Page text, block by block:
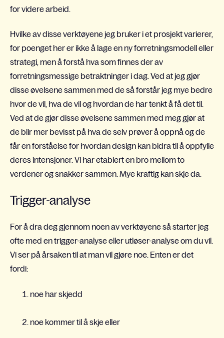
for videre arbeid.
Hvilke av disse verktøyene jeg bruker i et prosjekt varierer,
for poenget her er ikke å lage en ny forretningsmodell eller
strategi, men å forstå hva som finnes derav
forretningsmessige betraktningeri dag. Ved at jeg gjør
disse øvelsene sammen med de så forstår jeg mye bedre
hvor de vil, hva de vil og hvordan de har tenkt å få det til.
Ved at de gjør disse øvelsene sammen med meg gjør at
de blir mer bevisst på hva deselv prøver å oppnå og de
får en forståelse for hvordan design kan bidra til å oppfylle
deresintensjoner. Vi har etablert en bro mellom to
verdener og snakker sammen. Mye kraftig kan skje da.
Trigger-analyse
For å dra deg gjennom noen av verktøyene så starter jeg
ofte med en trigger-analyse eller utløser-analyse om du vil.
Vi ser på årsaken til at man vil gjøre noe. Enten er det
fordi:
noe har skjedd
noe kommer til å skje eller